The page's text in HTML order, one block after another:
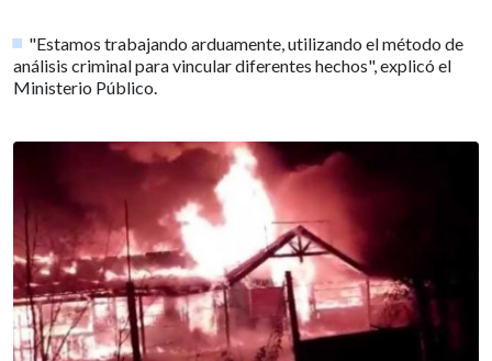
"Estamos trabajando arduamente, utilizando el método de
análisis criminal para vincular diferentes hechos", explicó el
Ministerio Público.